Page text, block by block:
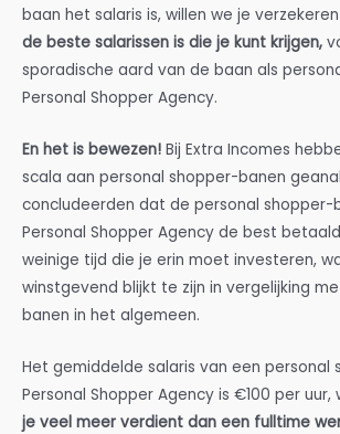
baan het salaris is, willen we je
de beste salarissen is die je kunt krijgen,
sporadische aard van de baan als
Personal Shopper Agency.
En het is bewezen! Bij Extra Incomes
scala aan personal shopper-banen
concludeerden dat de personal shopper-
Personal Shopper Agency de best
weinige tijd die je erin moet investeren,
winstgevend blijkt te zijn in vergelijking
banen in het algemeen.
Het gemiddelde salaris van een personal
Personal Shopper Agency is €100 per
je veel meer verdient dan een fulltime